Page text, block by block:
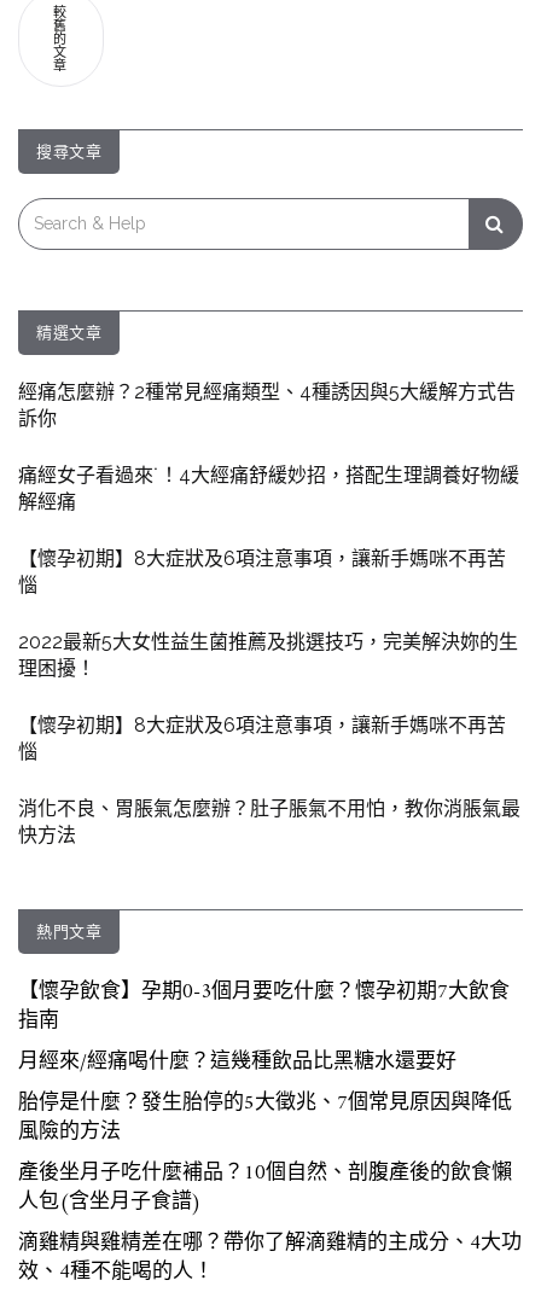
章
導
覽
較
舊
的
文
章
搜尋文章
Search
for:
精選文章
經痛怎麼辦？2種常見經痛類型、4種誘因與5大緩解方式告
訴你
痛經女子看過來˙！4大經痛舒緩妙招，搭配生理調養好物緩
解經痛
【懷孕初期】8大症狀及6項注意事項，讓新手媽咪不再苦
惱
2022最新5大女性益生菌推薦及挑選技巧，完美解決妳的生
理困擾！
【懷孕初期】8大症狀及6項注意事項，讓新手媽咪不再苦
惱
消化不良、胃脹氣怎麼辦？肚子脹氣不用怕，教你消脹氣最
快方法
熱門文章
【懷孕飲食】孕期0-3個月要吃什麼？懷孕初期7大飲食
指南
月經來/經痛喝什麼？這幾種飲品比黑糖水還要好
胎停是什麼？發生胎停的5大徵兆、7個常見原因與降低
風險的方法
產後坐月子吃什麼補品？10個自然、剖腹產後的飲食懶
人包(含坐月子食譜)
滴雞精與雞精差在哪？帶你了解滴雞精的主成分、4大功
效、4種不能喝的人！